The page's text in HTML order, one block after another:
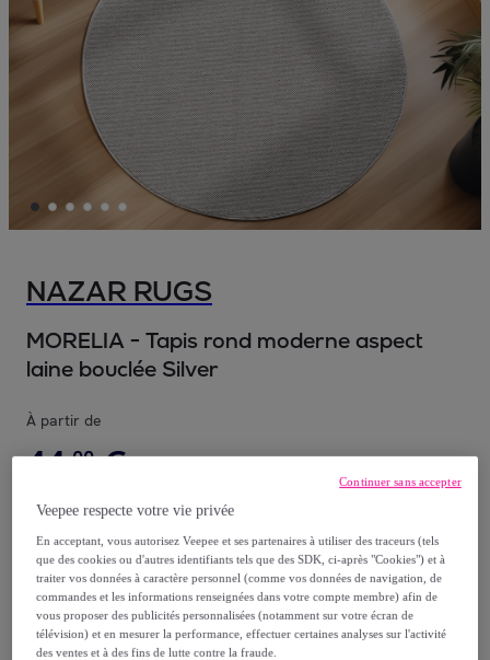
NAZAR RUGS
MORELIA - Tapis rond moderne aspect
laine bouclée Silver
À partir de
44,00 €
119,00 €
-63
dontéco-part.: 0,15 €
Reprise possible de votre ancien produit ,
Veepee respecte votre vie privée
En acceptant, vous autorisez Veepee et ses partenaires à utiliser des traceurs (tels
que des cookies ou d'autres identifiants tels que des SDK, ci-après "Cookies") et à
traiter vos données à caractère personnel (comme vos données de navigation, de
commandes et les informations renseignées dans votre compte membre) afin de
vous proposer des publicités personnalisées (notamment sur votre écran de
télévision) et en mesurer la performance, effectuer certaines analyses sur l'activité
des ventes et à des fins de lutte contre la fraude.
Continuer sans accepter